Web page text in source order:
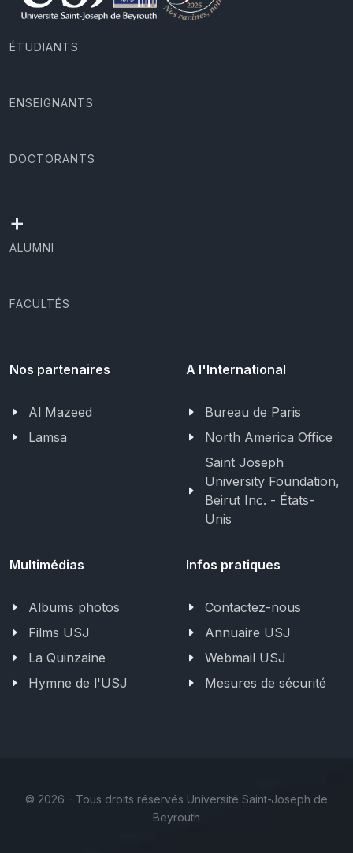
ÉTUDIANTS
ENSEIGNANTS
DOCTORANTS
+
ALUMNI
FACULTÉS
Nos partenaires
Al Mazeed
Lamsa
A l'International
Bureau de Paris
North America Office
Saint Joseph
University Foundation,
Beirut Inc. - États-
Unis
Multimédias
Albums photos
Films USJ
La Quinzaine
Hymne de l'USJ
Infos pratiques
Contactez-nous
Annuaire USJ
Webmail USJ
Mesures de sécurité
© 2026 - Tous droits réservés Université Saint-Joseph de
Beyrouth